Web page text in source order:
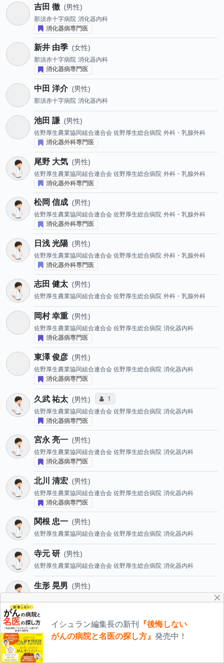
吉田 徹 男性
那須赤十字病院 消化器内科
消化器病専門医
新井 由季 女性
那須赤十字病院 消化器内科
消化器病専門医
中田 洋介 男性
那須赤十字病院 消化器内科
池田 謙 男性
佐野厚生農業協同組合連合会 佐野厚生総合病院 外科・乳腺外科
消化器外科専門医
尾野 大気 男性
佐野厚生農業協同組合連合会 佐野厚生総合病院 外科・乳腺外科
消化器外科専門医
松岡 信成 男性
佐野厚生農業協同組合連合会 佐野厚生総合病院 外科・乳腺外科
消化器外科専門医
日浅 光陽 男性
佐野厚生農業協同組合連合会 佐野厚生総合病院 外科・乳腺外科
消化器外科専門医
志田 健太 男性
佐野厚生農業協同組合連合会 佐野厚生総合病院 外科・乳腺外科
岡村 幸重 男性
佐野厚生農業協同組合連合会 佐野厚生総合病院 消化器内科
消化器病専門医
東澤 俊彦 男性
佐野厚生農業協同組合連合会 佐野厚生総合病院 消化器内科
消化器病専門医
久武 祐太 男性 コミュニケーション・タイプ投票数
1
佐野厚生農業協同組合連合会 佐野厚生総合病院 消化器内科
消化器病専門医
宮永 亮一 男性
佐野厚生農業協同組合連合会 佐野厚生総合病院 消化器内科
消化器病専門医
北川 清宏 男性
佐野厚生農業協同組合連合会 佐野厚生総合病院 消化器内科
消化器病専門医
関根 忠一 男性
佐野厚生農業協同組合連合会 佐野厚生総合病院 消化器内科
寺元 研 男性
佐野厚生農業協同組合連合会 佐野厚生総合病院 消化器内科
生形 晃男 男性
小田 紘生
佐野厚生農業協同組合連合会 佐野厚生総合病院 消化器内科
横田 渉
イシュラン編集長の新刊
『後悔しない
がんの病院と名医の探し方』 発売中！